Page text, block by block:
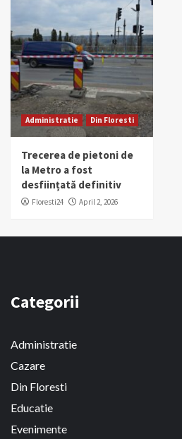
Administratie Din Floresti
Trecerea de pietoni de
la Metro a fost
desființată definitiv
Floresti24 April 2, 2026
Categorii
Administratie
Cazare
Din Floresti
Educatie
Evenimente